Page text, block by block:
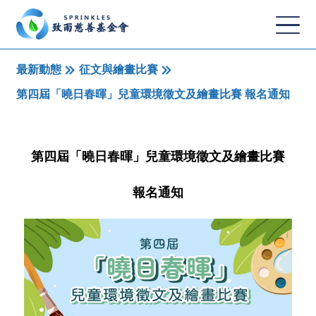
最新動態 征文與繪畫比賽
第四屆「曉日春暉」兒童環境徵文及繪畫比賽 報名通知
第四屆「曉日春暉」兒童環境徵文及繪畫比賽
報名通知